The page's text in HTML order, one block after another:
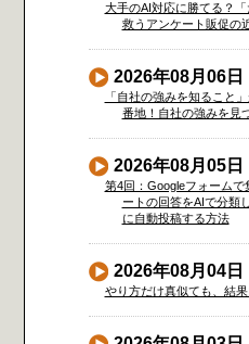
大手のAI対応に勝てる？
救うアンケート販促の
2026年08月06日
「自社の強みを知ること
番地！自社の強みを見
2026年08月05日
第4回：Googleフォーム
ートの回答をAIで分類
に自動投稿する方法
2026年08月04日
やり方だけ真似ても、結